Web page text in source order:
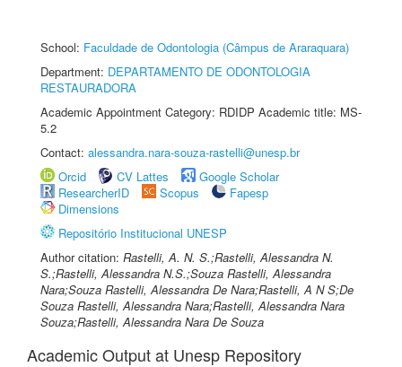
School: Faculdade de Odontologia (Câmpus de Araraquara)
Department: DEPARTAMENTO DE ODONTOLOGIA
RESTAURADORA
Academic Appointment Category: RDIDP Academic title: MS-
5.2
Contact: alessandra.nara-souza-rastelli@unesp.br
Orcid
CV Lattes
Google Scholar
ResearcherID
Scopus
Fapesp
Dimensions
Repositório Institucional UNESP
Author citation: Rastelli, A. N. S.;Rastelli, Alessandra N.
S.;Rastelli, Alessandra N.S.;Souza Rastelli, Alessandra
Nara;Souza Rastelli, Alessandra De Nara;Rastelli, A N S;De
Souza Rastelli, Alessandra Nara;Rastelli, Alessandra Nara
Souza;Rastelli, Alessandra Nara De Souza
Academic Output at Unesp Repository